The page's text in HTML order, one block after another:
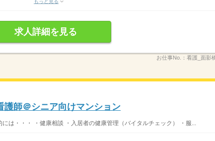
もっと見る
求人詳細を見る
お仕事No.： 看護_面影
護師＠シニア向けマンション
は・・・ ・健康相談 ・入居者の健康管理（バイタルチェック） ・服...